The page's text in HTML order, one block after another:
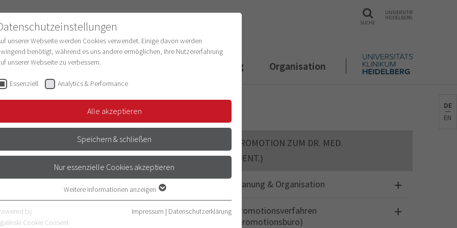
SUCHE
UNIVERSITÄT
HEIDELBERG
Struktur & Entwicklung Digitalisierung Organisation
AUSTAUSCH
auf dem wissenschaftlichen
WissenschaftlerInnen. Die
Pflichtbereich im MEDISS-
PROMOTION ZUM DR. MED.
(DENT.)
Planung & Organisation
Promotionsverfahren
(Promotionsbüro)
DE
EN
unserer Webseite werden Cookies verwendet. Einige davon werden
benötigt, während es uns andere ermöglichen, Ihre Nutzererfahrung
unserer Webseite zu verbessern.
Essenziell Analytics & Performance
Alle akzeptieren
Speichern & schließen
Nur essenzielle Cookies akzeptieren
Essenzielle Cookies werden für grundlegende Funktionen der Webseite
benötigt. Dadurch ist gewährleistet, dass die Webseite einwandfrei
Weitere Informationen anzeigen
by
Cookie Consent
Impressum | Datenschutzerklärung